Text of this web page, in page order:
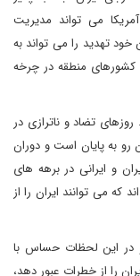
می تواند مدیریت
خود تهدید را می تواند به
کشورهای منطقه در چرخه
تضاد و ناترازی در
رو به پایان است و دوران
و ایرانی در برهه های
می توانند ایران را از
در این لحظات حساس با
را از خطرات عبور دهد،